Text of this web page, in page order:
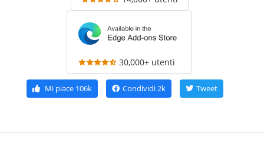
30,000+ utenti
Mi piace 106k Condividi2k Tweet